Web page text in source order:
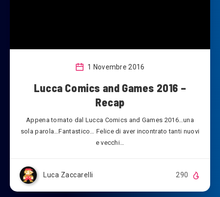
1 Novembre 2016
Lucca Comics and Games 2016 –
Recap
Appena tornato dal Lucca Comics and Games 2016…una
sola parola…Fantastico… Felice di aver incontrato tanti nuovi
e vecchi…
Luca Zaccarelli 290